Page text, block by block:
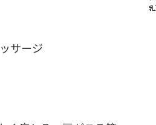
サージ